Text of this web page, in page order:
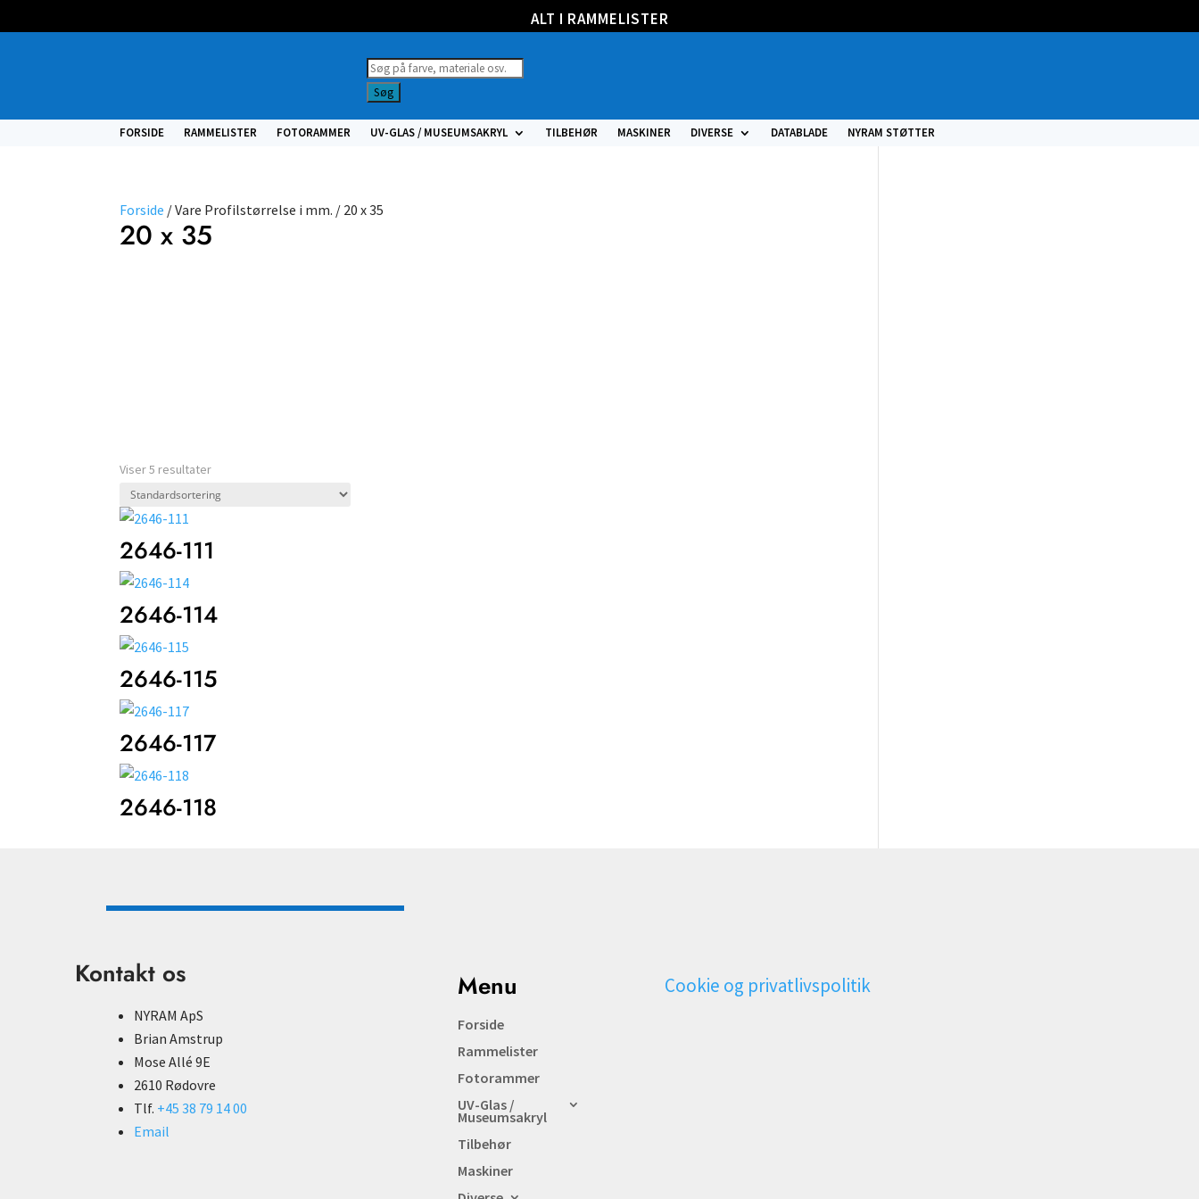
ALT I RAMMELISTER
Products
search
Søg
FORSIDE RAMMELISTER FOTORAMMER UV-GLAS / MUSEUMSAKRYL TILBEHØR MASKINER DIVERSE DATABLADE NYRAM STØTTER
Forside / Vare Profilstørrelse i mm. / 20 x 35
20 x 35
Viser 5 resultater
2646-111
2646-114
2646-115
2646-117
2646-118
Kontakt os
NYRAM ApS
Brian Amstrup
Mose Allé 9E
2610 Rødovre
Tlf. +45 38 79 14 00
Email
Menu
Forside
Rammelister
Fotorammer
UV-Glas /
Museumsakryl
Tilbehør
Maskiner
Cookie og privatlivspolitik